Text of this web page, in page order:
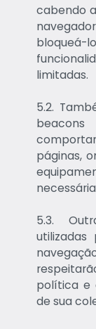
cabendo
limitadas.
5.2.
páginas,
5.3.
política e
de sua